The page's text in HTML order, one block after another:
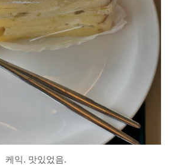
케익. 맛있었음.